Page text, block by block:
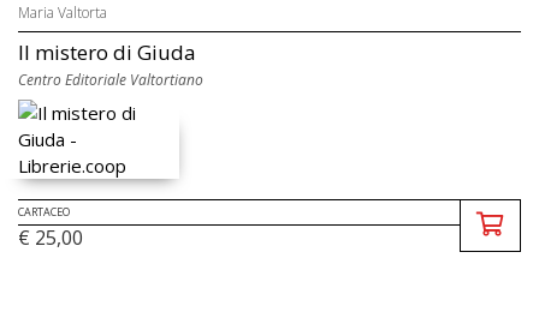
Maria Valtorta
Il mistero di Giuda
Centro Editoriale Valtortiano
CARTACEO
€ 25,00